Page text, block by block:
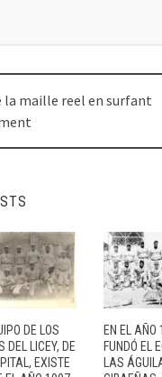
la maille reel en surfant
DE LOS
DEL LICEY, DE
EXISTE
EN EL AÑO
FUNDÓ EL
LAS